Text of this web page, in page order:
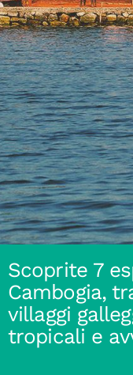
Scoprite 7
Cambogia,
villaggi
tropicali e